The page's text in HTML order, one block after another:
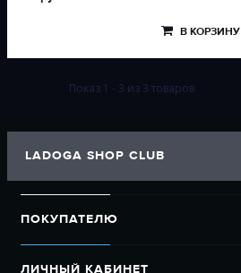
В КОРЗИНУ
Показ 1 - 3 из 3 товаров
LADOGA SHOP CLUB
ПОКУПАТЕЛЮ
ЛИЧНЫЙ КАБИНЕТ